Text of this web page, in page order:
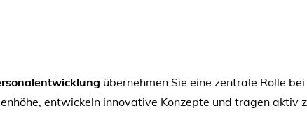
übernehmen Sie eine zentrale Rolle
entwickeln innovative Konzepte und tragen aktiv